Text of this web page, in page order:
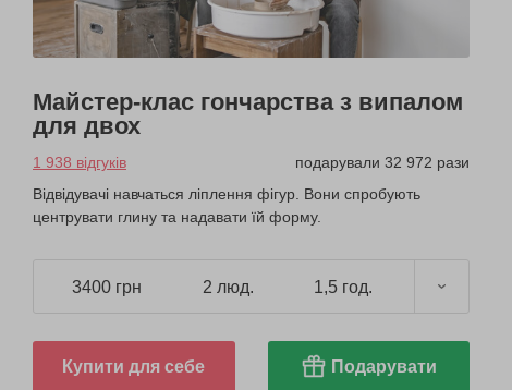
Майстер-клас гончарства з випалом
для двох
1 938 відгуків
подарували 32 972 рази
Відвідувачі навчаться ліплення фігур. Вони спробують
центрувати глину та надавати їй форму.
3400 грн 2 люд. 1,5 год.
Купити для себе Подарувати